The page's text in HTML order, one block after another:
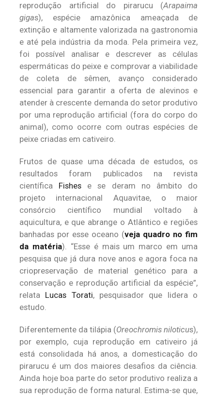
reprodução artificial do pirarucu (Arapaima
gigas), espécie amazônica ameaçada de
extinção e altamente valorizada na gastronomia
e até pela indústria da moda. Pela primeira vez,
foi possível analisar e descrever as células
espermáticas do peixe e comprovar a viabilidade
de coleta de sêmen, avanço considerado
essencial para garantir a oferta de alevinos e
atender à crescente demanda do setor produtivo
por uma reprodução artificial (fora do corpo do
animal), como ocorre com outras espécies de
peixe criadas em cativeiro.
Frutos de quase uma década de estudos, os
resultados foram publicados na revista
científica Fishes e se deram no âmbito do
projeto internacional Aquavitae, o maior
consórcio científico mundial voltado à
aquicultura, e que abrange o Atlântico e regiões
banhadas por esse oceano (veja quadro no fim
da matéria). “Esse é mais um marco em uma
pesquisa que já dura nove anos e agora foca na
criopreservação de material genético para a
conservação e reprodução artificial da espécie”,
relata Lucas Torati, pesquisador que lidera o
estudo.
Diferentemente da tilápia (Oreochromis niloticus),
por exemplo, cuja reprodução em cativeiro já
está consolidada há anos, a domesticação do
pirarucu é um dos maiores desafios da ciência.
Ainda hoje boa parte do setor produtivo realiza a
sua reprodução de forma natural. Estima-se que,